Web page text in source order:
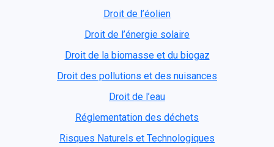
Droit de l’éolien
Droit de l’énergie solaire
Droit de la biomasse et du biogaz
Droit des pollutions et des nuisances
Droit de l’eau
Réglementation des déchets
Risques Naturels et Technologiques